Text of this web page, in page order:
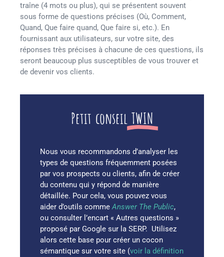
traîne (4 mots ou plus), qui se présentent souvent
sous forme de questions précises (Où, Comment,
Quand, Que faire quand, Que faire si, etc.). En
fournissant aux utilisateurs, sur votre site, des
réponses très précises à chacune de ces questions, ils
seront beaucoup plus susceptibles de vous trouver et
de devenir vos clients.
Petit conseil TWIN
Nous vous recommandons d’analyser les
types de questions fréquemment posées
par vos prospects ou clients, afin de créer
du contenu qui y répond de manière
détaillée. Pour cela, vous pouvez vous
aider d’outils commeAnswer The Public,
ou consulter l’encart « Autres questions »
proposé par Google sur la SERP. Utilisez
alors cette base pour créer un cocon
sémantique sur votre site (voir la définition